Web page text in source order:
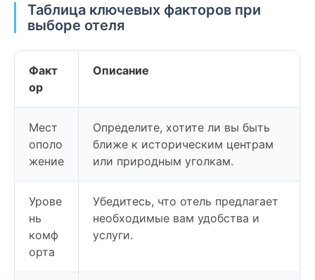
Таблица ключевых факторов при
выборе отеля
Факт
ор
Описание
Мест
ополо
жение
Определите, хотите ли вы быть
ближе к историческим центрам
или природным уголкам.
Урове
нь
комф
орта
Убедитесь, что отель предлагает
необходимые вам удобства и
услуги.